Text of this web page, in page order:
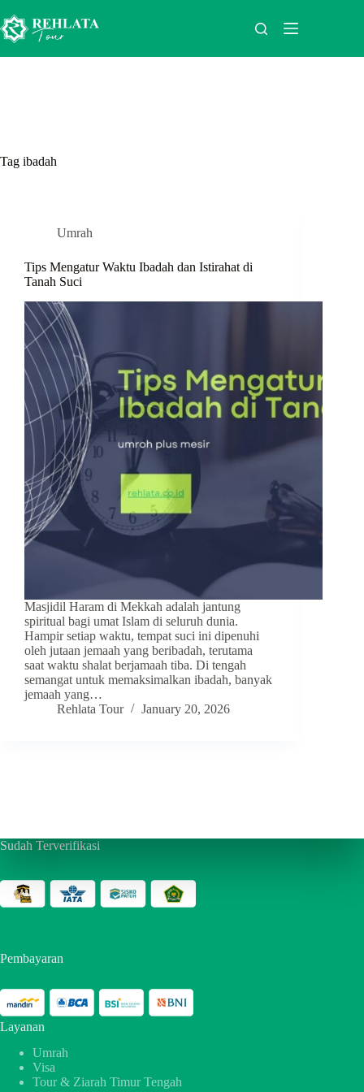
to
content
Tag ibadah
Umrah
Tips Mengatur Waktu Ibadah dan Istirahat di
Tanah Suci
Masjidil Haram di Mekkah adalah jantung
spiritual bagi umat Islam di seluruh dunia.
Hampir setiap waktu, tempat suci ini dipenuhi
oleh jutaan jemaah yang beribadah, terutama
saat waktu shalat berjamaah tiba. Di tengah
semangat untuk memaksimalkan ibadah, banyak
jemaah yang…
Rehlata Tour
January 20, 2026
Sudah Terverifikasi
Pembayaran
Layanan
Umrah
Visa
Tour & Ziarah Timur Tengah